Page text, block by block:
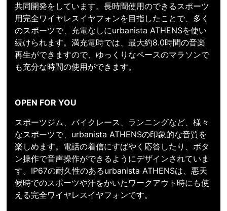
共同開発をしています。長時間使用のできるスポーツ
用完全ワイヤレスイヤフォンを目指したことで、多く
のスポーツで、充電なしにurbanista ATHENSを使い
続けられます。満充電時では、最大約8.0時間の音楽
再生ができますので、ゆっくりなペースのマラソンで
も充分な時間の使用ができます。
OPEN FOR YOU
スポーツジム、バイクレース、ランニングなど、様々
なスポーツで、urbanista ATHENSの印象的な音質を
楽しめます。電話の着信にすばやく応答したり、ボタ
ン操作で音声操作ができるようにデザインされていま
す。IP67の耐久性のあるurbanista ATHENSは、悪天
候時でのスポーツや汗をかいたワークアウト時にも使
える完全ワイヤレスイヤフォンです。